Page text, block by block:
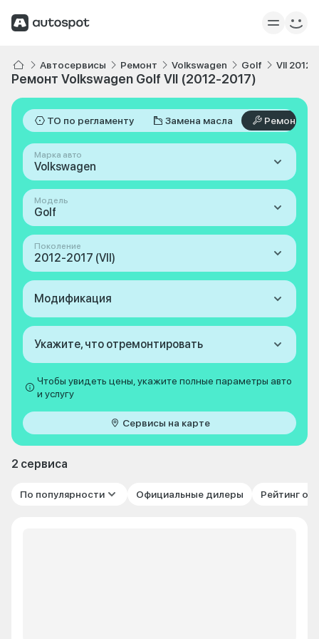
Автосервисы Ремонт Volkswagen Golf VII 2012-
Ремонт Volkswagen Golf VII (2012-2017)
ТО по регламенту Замена масла Ремонт
Марка авто
Volkswagen
Модель
Golf
Поколение
2012-2017 (VII)
Модификация
Укажите, что отремонтировать
Чтобы увидеть цены, укажите полные параметры авто
и услугу
Сервисы на карте
2 сервиса
По популярности Официальные дилеры Рейтинг